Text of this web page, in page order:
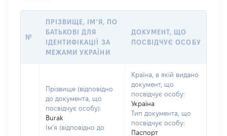
№
ПРІЗВИЩЕ, ІМ’Я, ПО
БАТЬКОВІ ДЛЯ
ІДЕНТИФІКАЦІЇ ЗА
МЕЖАМИ УКРАЇНИ
ДОКУМЕНТ, ЩО
ПОСВІДЧУЄ ОСОБУ
Прізвище (відповідно
до документа, що
посвідчує особу):
Burak
Ім’я (відповідно до
Країна, в якій видано
документ, що
посвідчує особу:
Україна
Тип документа, що
посвідчує особу:
Паспорт